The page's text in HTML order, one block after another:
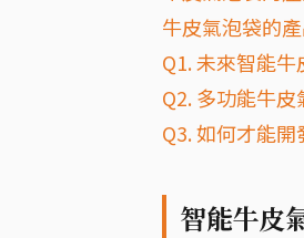
牛皮氣泡袋的
Q1. 未來智能
Q2. 多功能牛
Q3. 如何才能
智能牛皮